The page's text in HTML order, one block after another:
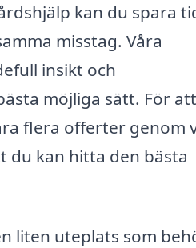
kan du spara
misstag. Våra
insikt och
möjliga sätt. För
flera offerter genom
du kan hitta den bästa
liten uteplats som